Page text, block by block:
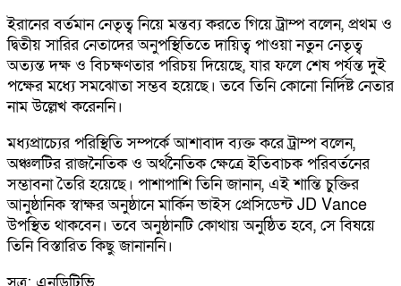
ইরানের বর্তমান নেতৃত্ব নিয়ে মন্তব্য করতে গিয়ে ট্রাম্প বলেন, প্রথম ও
দ্বিতীয় সারির নেতাদের অনুপস্থিতিতে দায়িত্ব পাওয়া নতুন নেতৃত্ব
অত্যন্ত দক্ষ ও বিচক্ষণতার পরিচয় দিয়েছে, যার ফলে শেষ পর্যন্ত দুই
পক্ষের মধ্যে সমঝোতা সম্ভব হয়েছে। তবে তিনি কোনো নির্দিষ্ট নেতার
নাম উল্লেখ করেননি।
মধ্যপ্রাচ্যের পরিস্থিতি সম্পর্কে আশাবাদ ব্যক্ত করে ট্রাম্প বলেন,
অঞ্চলটির রাজনৈতিক ও অর্থনৈতিক ক্ষেত্রে ইতিবাচক পরিবর্তনের
সম্ভাবনা তৈরি হয়েছে। পাশাপাশি তিনি জানান, এই শান্তি চুক্তির
আনুষ্ঠানিক স্বাক্ষর অনুষ্ঠানে মার্কিন ভাইস প্রেসিডেন্ট JD Vance
উপস্থিত থাকবেন। তবে অনুষ্ঠানটি কোথায় অনুষ্ঠিত হবে, সে বিষয়ে
তিনি বিস্তারিত কিছু জানাননি।